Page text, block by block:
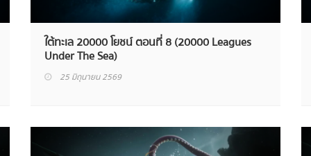
ใต้ทะเล 20000 โยชน์ ตอนที่ 8 (20000 Leagues
Under The Sea)
25 มิถุนายน 2569